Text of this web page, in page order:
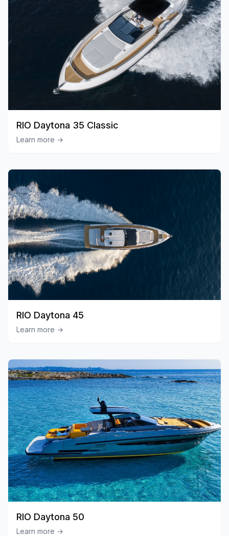
RIO Daytona 35 Classic
Learn more →
RIO Daytona 45
Learn more →
RIO Daytona 50
Learn more →